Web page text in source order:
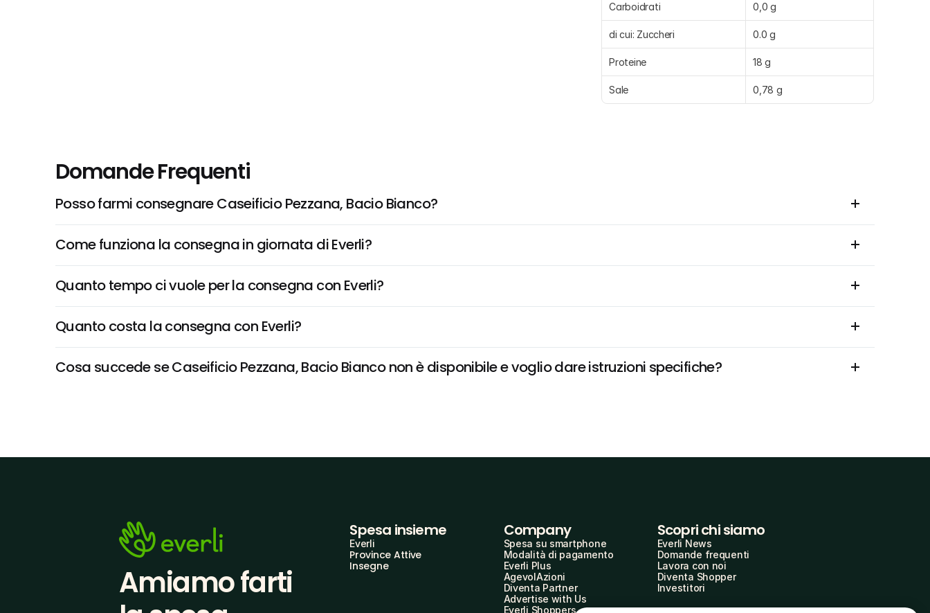
Carboidrati 0,0 g
di cui: Zuccheri 0.0 g
Proteine 18 g
Sale 0,78 g
Domande Frequenti
Posso farmi consegnare Caseificio Pezzana, Bacio Bianco?
Come funziona la consegna in giornata di Everli?
Quanto tempo ci vuole per la consegna con Everli?
Quanto costa la consegna con Everli?
Cosa succede se Caseificio Pezzana, Bacio Bianco non è disponibile e voglio dare istruzioni specifiche?
Amiamo farti
Spesa insieme
Everli
Province Attive
Insegne
Company
Spesa su smartphone
Modalità di pagamento
Everli Plus
AgevolAzioni
Diventa Partner
Advertise with Us
Everli Shoppers
Scopri chi siamo
Everli News
Domande frequenti
Lavora con noi
Diventa Shopper
Investitori